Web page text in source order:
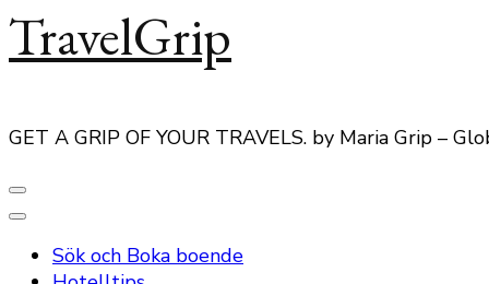
TravelGrip
GET A GRIP OF YOUR TRAVELS. by Maria Grip –
Sök och Boka boende